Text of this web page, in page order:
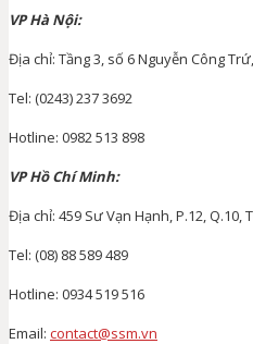
VP Hà Nội:
Địa chỉ: Tầng 3, số 6 Nguyễn Công
Tel: (0243) 237 3692
Hotline: 0982 513 898
VP Hồ Chí Minh:
Địa chỉ: 459 Sư Vạn Hạnh, P.12, Q.10,
Tel: (08) 88 589 489
Hotline: 0934 519 516
Email: contact@ssm.vn